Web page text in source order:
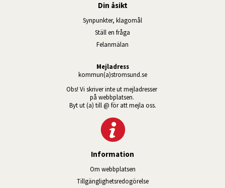
Din åsikt
Synpunkter, klagomål
Ställ en fråga
Felanmälan
Mejladress
kommun(a)stromsund.se
Obs! Vi skriver inte ut mejladresser
på webbplatsen.
Byt ut (a) till @ för att mejla oss.
Information
Om webbplatsen
Tillgänglig­hets­redo­görelse